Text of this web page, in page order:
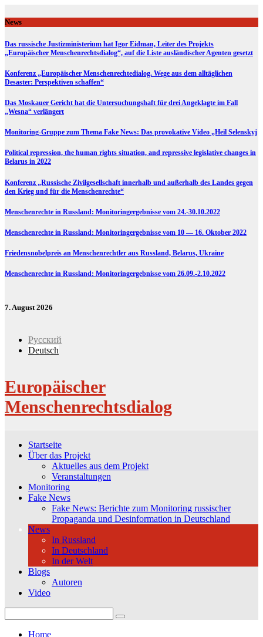
to
content
News
Das russische Justizministerium hat Igor Eidman, Leiter des Projekts
„Europäischer Menschenrechtsdialog“, auf die Liste ausländischer Agenten gesetzt
Konferenz „Europäischer Menschenrechtedialog. Wege aus dem alltäglichen
Desaster: Perspektiven schaffen“
Das Moskauer Gericht hat die Untersuchungshaft für drei Angeklagte im Fall
„Wesna“ verlängert
Monitoring-Gruppe zum Thema Fake News: Das provokative Video „Heil Selenskyj
Political repression, the human rights situation, and repressive legislative changes in
Belarus in 2022
Konferenz „Russische Zivilgesellschaft innerhalb und außerhalb des Landes gegen
den Krieg und für die Menschenrechte“
Menschenrechte in Russland: Monitoringergebnisse vom 24.-30.10.2022
Menschenrechte in Russland: Monitoringergebnisse vom 10 — 16. Oktober 2022
Friedensnobelpreis an Menschenrechtler aus Russland, Belarus, Ukraine
Menschenrechte in Russland: Monitoringergebnisse vom 26.09.-2.10.2022
7. August 2026
Русский
Deutsch
Europäischer
Menschenrechtsdialog
Startseite
Über das Projekt
Aktuelles aus dem Projekt
Veranstaltungen
Monitoring
Fake News
Fake News: Berichte zum Monitoring russischer
Propaganda und Desinformation in Deutschland
News
In Russland
In Deutschland
In der Welt
Blogs
Autoren
Video
for:
Home